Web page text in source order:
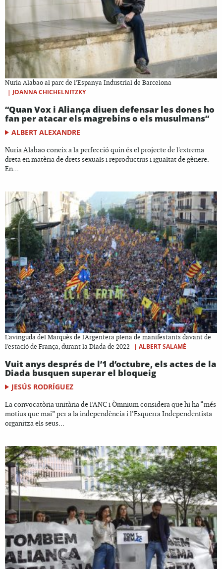
Nuria Alabao al parc de l'Espanya Industrial de Barcelona
| JOANNA CHICHELNITZKY
“Quan Vox i Aliança diuen defensar les dones ho
fan per atacar els magrebins o els musulmans”
ALBERT ALEXANDRE
Nuria Alabao coneix a la perfecció quin és el projecte de l'extrema
dreta en matèria de drets sexuals i reproductius i igualtat de gènere.
En...
L'avinguda del Marquès de l'Argentera plena de manifestants davant de
l'estació de França, durant la Diada de 2022
| ALBERT SALAMÉ
Vuit anys després de l’1 d’octubre, els actes de la
Diada busquen superar el bloqueig
JESÚS RODRÍGUEZ
La convocatòria unitària de l’ANC i Òmnium considera que hi ha “més
motius que mai” per a la independència i l’Esquerra Independentista
organitza els seus...